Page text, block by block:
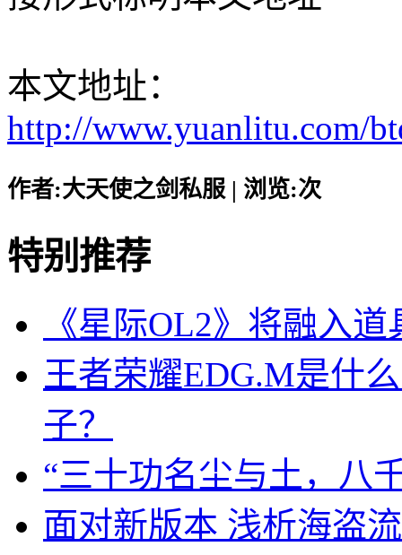
本文地址：
http://www.yuanlitu.com/
作者:大天使之剑私服 | 浏览:次
特别推荐
《星际OL2》将融入
王者荣耀EDG.M是什
子？
“三十功名尘与土，八
面对新版本 浅析海盗